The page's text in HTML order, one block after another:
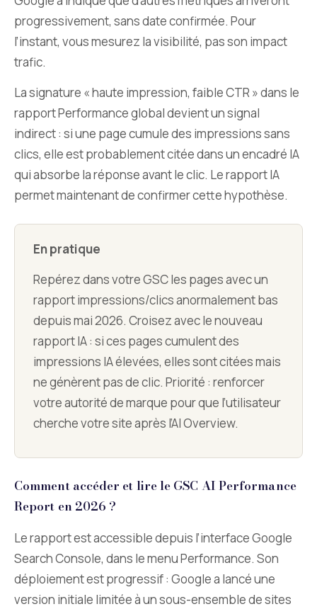
progressivement, sans date confirmée. Pour
l’instant, vous mesurez la visibilité, pas son impact
trafic.
La signature « haute impression, faible CTR » dans le
rapport Performance global devient un signal
indirect : si une page cumule des impressions sans
clics, elle est probablement citée dans un encadré IA
qui absorbe la réponse avant le clic. Le rapport IA
permet maintenant de confirmer cette hypothèse.
En pratique
Repérez dans votre GSC les pages avec un
rapport impressions/clics anormalement bas
depuis mai 2026. Croisez avec le nouveau
rapport IA : si ces pages cumulent des
impressions IA élevées, elles sont citées mais
ne génèrent pas de clic. Priorité : renforcer
votre autorité de marque pour que l’utilisateur
cherche votre site après l’AI Overview.
Comment accéder et lire le GSC AI Performance
Report en 2026 ?
Le rapport est accessible depuis l’interface Google
Search Console, dans le menu Performance. Son
déploiement est progressif : Google a lancé une
version initiale limitée à un sous-ensemble de sites